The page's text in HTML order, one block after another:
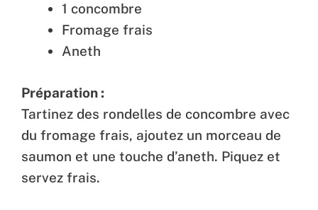
1 concombre
Fromage frais
Aneth
Préparation :
Tartinez des rondelles de concombre avec
du fromage frais, ajoutez un morceau de
saumon et une touche d’aneth. Piquez et
servez frais.